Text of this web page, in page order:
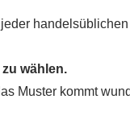
wählen.
Muster kommt